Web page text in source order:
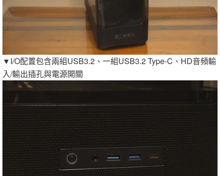
▼I/O配置包含兩組USB3.2、一組USB3.2 Type-C、HD音頻輸
入/輸出插孔與電源開關